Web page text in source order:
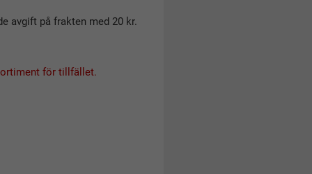
avgift på frakten med 20 kr.
för tillfället.